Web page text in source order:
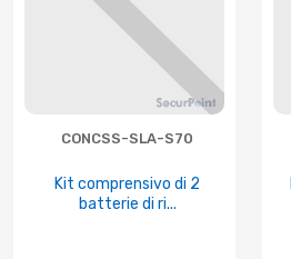
CONCSS-SLA-S70
Kit comprensivo di 2
batterie di ri...